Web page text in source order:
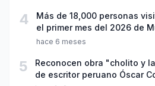
4
Más de 18,000 personas
el primer mes del 2026 de
hace 6 meses
5
Reconocen obra "cholito y
de escritor peruano Óscar